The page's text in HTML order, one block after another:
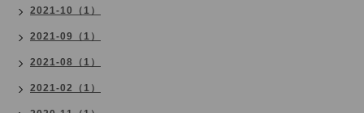
2021-10（1）
2021-09（1）
2021-08（1）
2021-02（1）